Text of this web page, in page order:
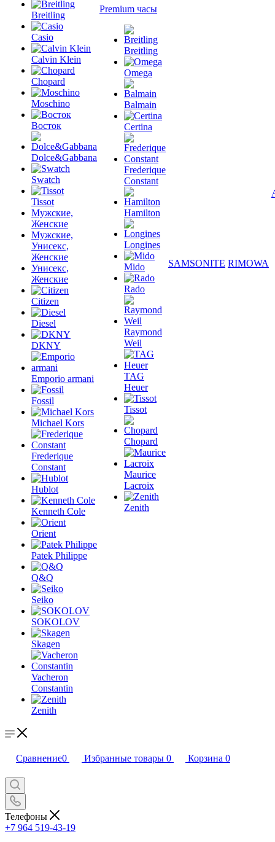
Breitling
Casio
Calvin Klein
Chopard
Moschino
Восток
Dolce&Gabbana
Swatch
Tissot
Мужские,
Женские
Мужские,
Унисекс,
Женские
Унисекс,
Женские
Citizen
Diesel
DKNY
Emporio armani
Fossil
Michael Kors
Frederique
Constant
Hublot
Kenneth Cole
Orient
Patek Philippe
Q&Q
Seiko
SOKOLOV
Skagen
Vacheron
Constantin
Zenith
Premium часы
Breitling
Omega
Balmain
Certina
Frederique
Constant
Hamilton
Longines
Mido
Rado
Raymond
Weil
TAG
Heuer
Tissot
Chopard
Maurice
Lacroix
Zenith
SAMSONITE RIMOWA
Сравнение0 Избранные товары 0 Корзина 0
Телефоны
+7 964 519-43-19